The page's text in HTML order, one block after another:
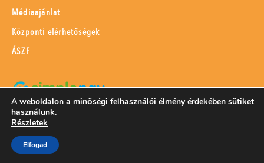
Médiaajánlat
Központi elérhetőségek
ÁSZF
SimplePay adattovábbítási nyilatkozat
A weboldalon a minőségi felhasználói élmény érdekében sütiket
használunk.
Részletek
Elfogad